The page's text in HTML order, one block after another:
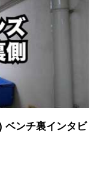
ベンチ裏インタビ